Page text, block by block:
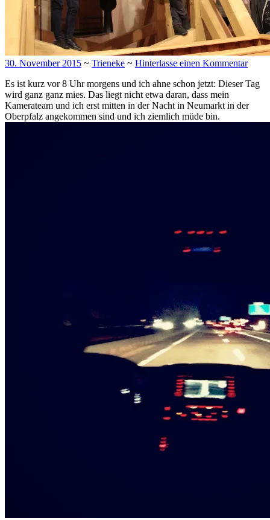
30. November 2015 ~ Trieneke ~ Hinterlasse einen Kommentar
Es ist kurz vor 8 Uhr morgens und ich ahne schon jetzt: Dieser Tag
wird ganz ganz mies. Das liegt nicht etwa daran, dass mein
Kamerateam und ich erst mitten in der Nacht in Neumarkt in der
Oberpfalz angekommen sind und ich ziemlich müde bin.